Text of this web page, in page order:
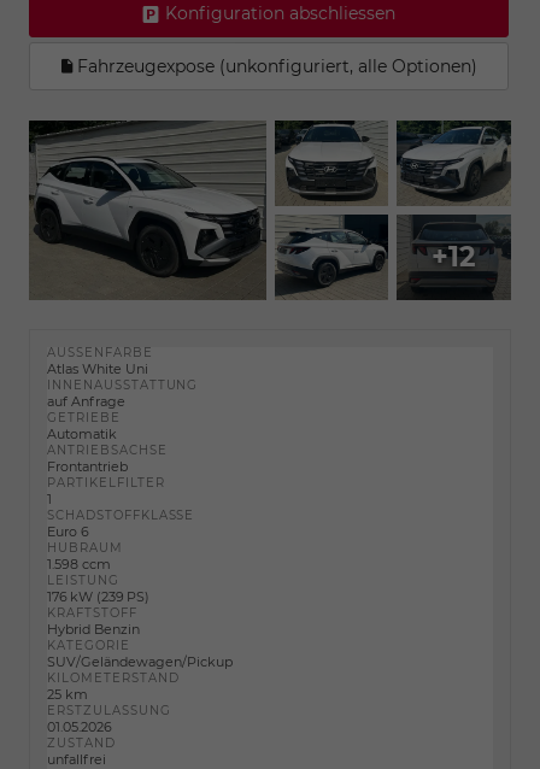
Konfiguration abschliessen
Fahrzeugexpose (unkonfiguriert, alle Optionen)
+12
AUSSENFARBE
Atlas White Uni
INNENAUSSTATTUNG
auf Anfrage
GETRIEBE
Automatik
ANTRIEBSACHSE
Frontantrieb
PARTIKELFILTER
1
SCHADSTOFFKLASSE
Euro 6
HUBRAUM
1.598 ccm
LEISTUNG
176 kW (239 PS)
KRAFTSTOFF
Hybrid Benzin
KATEGORIE
SUV/Geländewagen/Pickup
KILOMETERSTAND
25 km
ERSTZULASSUNG
01.05.2026
ZUSTAND
unfallfrei